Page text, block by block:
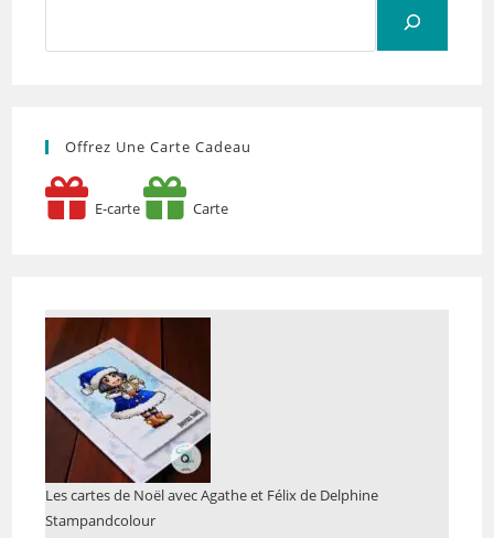
Offrez Une Carte Cadeau
E-carte Carte
Les cartes de Noël avec Agathe et Félix de Delphine
Stampandcolour